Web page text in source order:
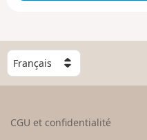
C
h
o
CGU et confidentialité